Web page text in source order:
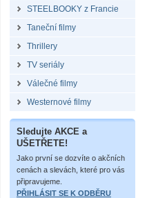
STEELBOOKY z Francie
Taneční filmy
Thrillery
TV seriály
Válečné filmy
Westernové filmy
Sledujte AKCE a
UŠETŘETE!
Jako první se dozvíte o akčních
cenách a slevách, které pro vás
připravujeme.
PŘIHLÁSIT SE K ODBĚRU